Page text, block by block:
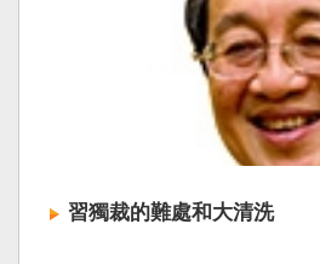
習獨裁的難處和大清洗